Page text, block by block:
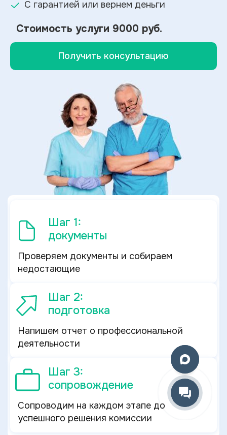
С гарантией или вернем деньги
Стоимость услуги 9000 руб.
Получить консультацию
Шаг 1:
документы
Проверяем документы и собираем
недостающие
Шаг 2:
подготовка
Напишем отчет о профессиональной
деятельности
Шаг 3:
сопровождение
Сопроводим на каждом этапе до
успешного решения комиссии